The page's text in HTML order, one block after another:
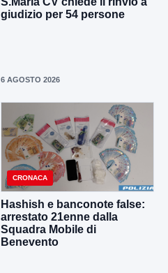
giudizio per 54 persone
6 AGOSTO 2026
CRONACA
Hashish e banconote false:
arrestato 21enne dalla
Squadra Mobile di
Benevento